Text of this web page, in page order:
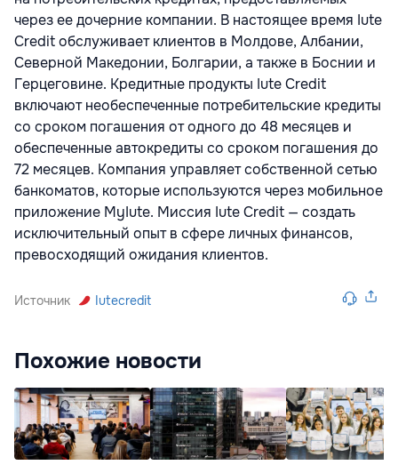
через ее дочерние компании. В настоящее время Iute
Credit обслуживает клиентов в Молдове, Албании,
Северной Македонии, Болгарии, а также в Боснии и
Герцеговине. Кредитные продукты Iute Credit
включают необеспеченные потребительские кредиты
со сроком погашения от одного до 48 месяцев и
обеспеченные автокредиты со сроком погашения до
72 месяцев. Компания управляет собственной сетью
банкоматов, которые используются через мобильное
приложение MyIute. Миссия Iute Credit — создать
исключительный опыт в сфере личных финансов,
превосходящий ожидания клиентов.
Источник Iutecredit
Похожие новости